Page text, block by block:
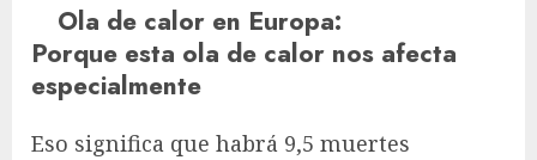
Ola de calor en Europa:
Porque esta ola de calor nos afecta
especialmente
Eso significa que habrá 9,5 muertes